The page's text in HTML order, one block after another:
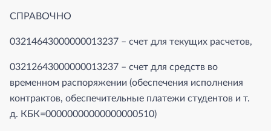
СПРАВОЧНО
03214643000000013237 – счет для текущих расчетов,
03212643000000013237 – счет для средств во
временном распоряжении (обеспечения исполнения
контрактов, обеспечительные платежи студентов и т.
д. КБК=00000000000000000510)